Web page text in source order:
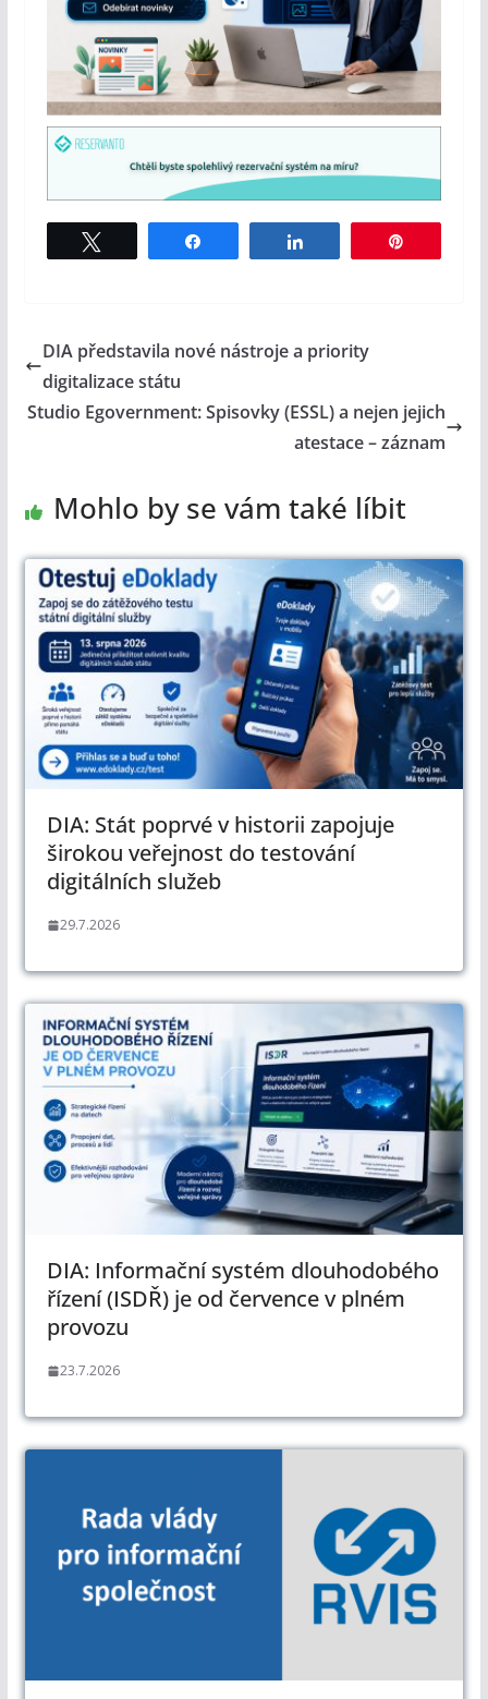
DIA představila nové nástroje a priority
digitalizace státu
Studio Egovernment: Spisovky (ESSL) a nejen jejich
atestace – záznam
Mohlo by se vám také líbit
DIA: Stát poprvé v historii zapojuje
širokou veřejnost do testování
digitálních služeb
29.7.2026
DIA: Informační systém dlouhodobého
řízení (ISDŘ) je od července v plném
provozu
23.7.2026